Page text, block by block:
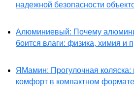
надежной безопасности
Алюминиевый: Почему
боится влаги: физика, химия и
ЯМамин: Прогулочная коляска:
комфорт в компактном